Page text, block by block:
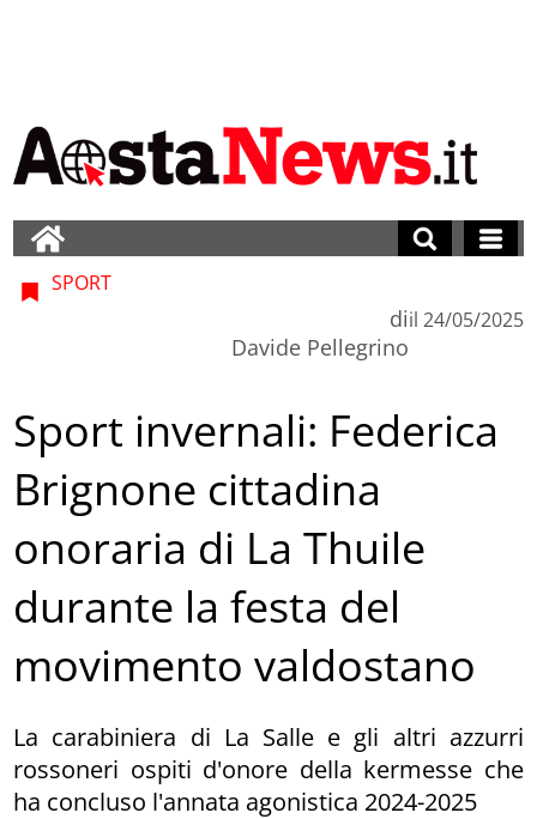
SPORT
di
Davide Pellegrino
il 24/05/2025
Sport invernali: Federica
Brignone cittadina
onoraria di La Thuile
durante la festa del
movimento valdostano
La carabiniera di La Salle e gli altri azzurri
rossoneri ospiti d'onore della kermesse che
ha concluso l'annata agonistica 2024-2025